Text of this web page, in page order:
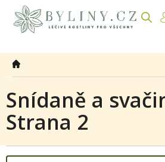
obsah
Snídaně a
Strana 2